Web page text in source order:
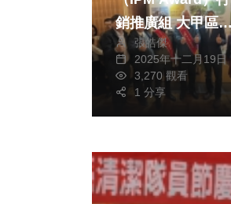
銷推廣組 大甲區農
會獲獎
張皓傑
2025年十二月19日
3,270 觀看
1 分享